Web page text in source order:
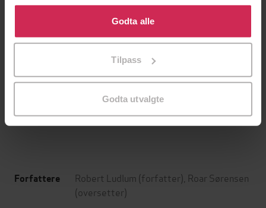
Klikk på «Godta alle» for å gi oss ditt samtykke til å
bruke cookies for alle disse formålene. Du kan også
tilpasse ditt samtykke til spesifikke formål ved å klikke
Godta alle
Tilpass
Godta utvalgte
Selfies
Jussi Adler-Olsen
EBOK
Advarsel: Ambler
EBOK
Forfattere Robert Ludlum (forfatter), Roar Sørensen
(oversetter)